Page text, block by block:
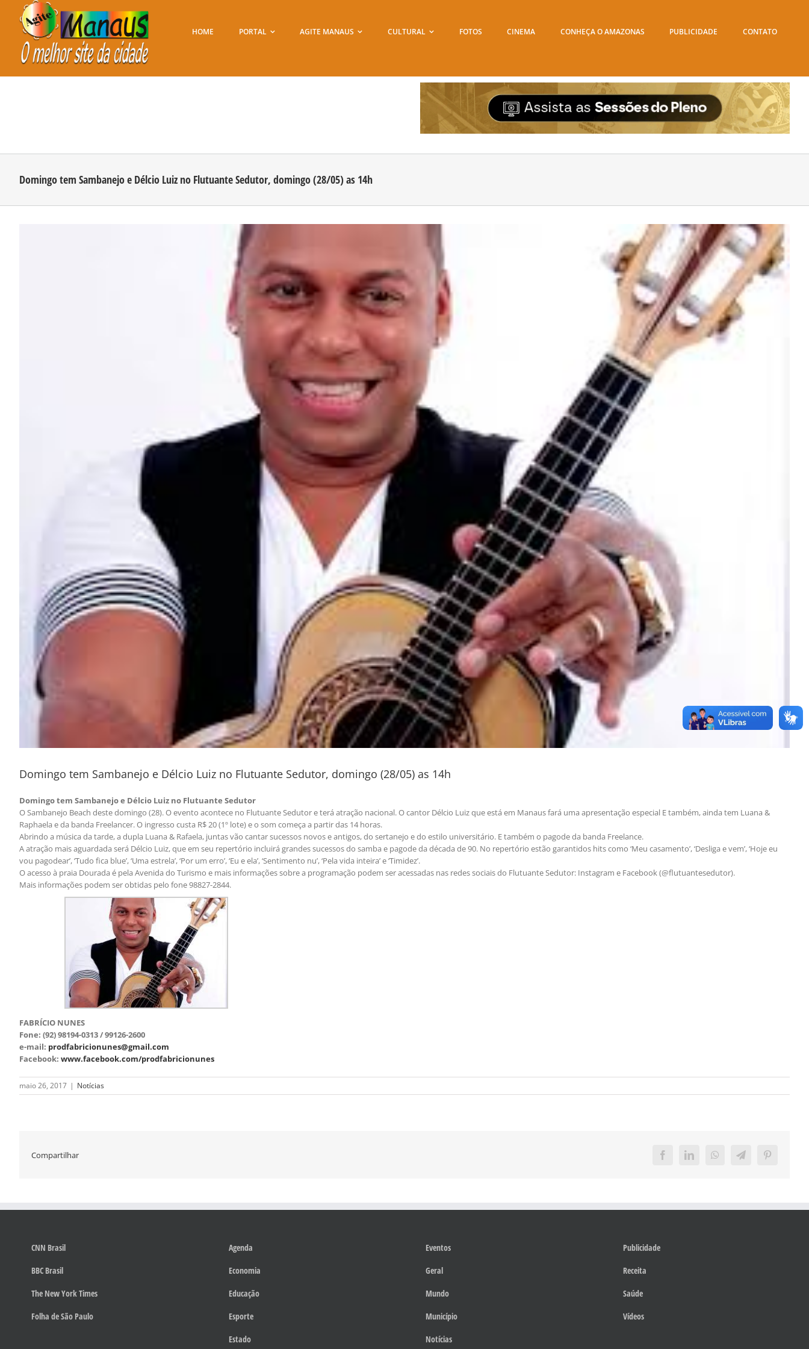
conteúdo
HOME PORTAL AGITE MANAUS CULTURAL FOTOS CINEMA CONHEÇA O AMAZONAS PUBLICIDADE CONTATO
Domingo tem Sambanejo e Délcio Luiz no Flutuante Sedutor, domingo (28/05) as 14h
Domingo tem Sambanejo e Délcio Luiz no Flutuante Sedutor, domingo (28/05) as 14h
Domingo tem Sambanejo e Délcio Luiz no Flutuante Sedutor
O Sambanejo Beach deste domingo (28). O evento acontece no Flutuante Sedutor e terá atração nacional. O cantor Délcio Luiz que está em Manaus fará uma apresentação especial E também, ainda tem Luana &
Raphaela e da banda Freelancer. O ingresso custa R$ 20 (1º lote) e o som começa a partir das 14 horas.
Abrindo a música da tarde, a dupla Luana & Rafaela, juntas vão cantar sucessos novos e antigos, do sertanejo e do estilo universitário. E também o pagode da banda Freelance.
A atração mais aguardada será Délcio Luiz, que em seu repertório incluirá grandes sucessos do samba e pagode da década de 90. No repertório estão garantidos hits como ‘Meu casamento’, ‘Desliga e vem’, ‘Hoje eu
vou pagodear’, ‘Tudo fica blue’, ‘Uma estrela’, ‘Por um erro’, ‘Eu e ela’, ‘Sentimento nu’, ‘Pela vida inteira’ e ‘Timidez’.
O acesso à praia Dourada é pela Avenida do Turismo e mais informações sobre a programação podem ser acessadas nas redes sociais do Flutuante Sedutor: Instagram e Facebook (@flutuantesedutor).
Mais informações podem ser obtidas pelo fone 98827-2844.
FABRÍCIO NUNES
Fone: (92) 98194-0313 / 99126-2600
e-mail: prodfabricionunes@gmail.com
Facebook: www.facebook.com/prodfabricionunes
maio 26, 2017 | Notícias
Compartilhar FacebookLinkedInWhatsAppTelegramPinterest
CNN Brasil
BBC Brasil
The New York Times
Folha de São Paulo
Agenda
Economia
Educação
Esporte
Estado
Eventos
Geral
Mundo
Município
Notícias
Publicidade
Receita
Saúde
Vídeos